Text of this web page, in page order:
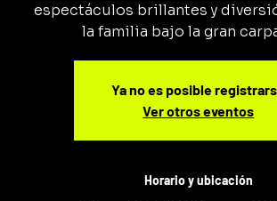
espectáculos brillantes y
la familia bajo la gran
Ya no es posible
Ver otros eventos
Horario y ubicación